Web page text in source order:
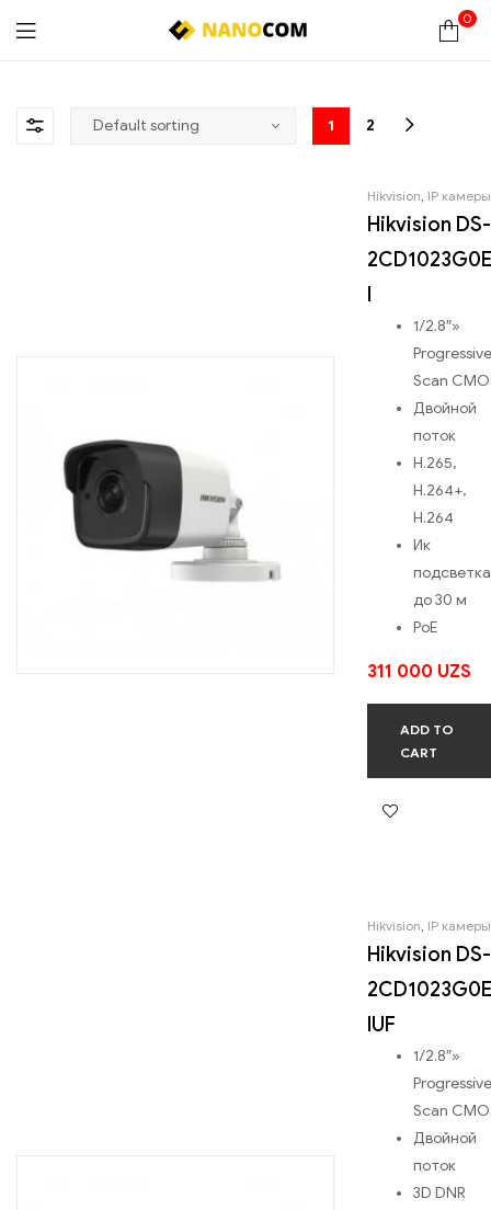
0
1 2
Hikvision IP камеры
Hikvision DS-
I
1/2.8″»
Progressive
Scan
Двойной
поток
H.265,
H.264+,
H.264
Ик
подсветка
до 30 м
PoE
311 000 UZS
ADD TO
CART
Hikvision, IP камеры
Hikvision DS-
IUF
1/2.8″»
Progressive
Scan
Двойной
поток
3D DNR